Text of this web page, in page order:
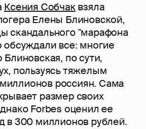
Ксения Собчаквзяла
Елены Блиновской,
скандального "марафона
обсуждали все: многие
по сути,
пользуясь тяжелым
россиян. Сама
размер своих
Forbes оценил ее
в 300 миллионов рублей.